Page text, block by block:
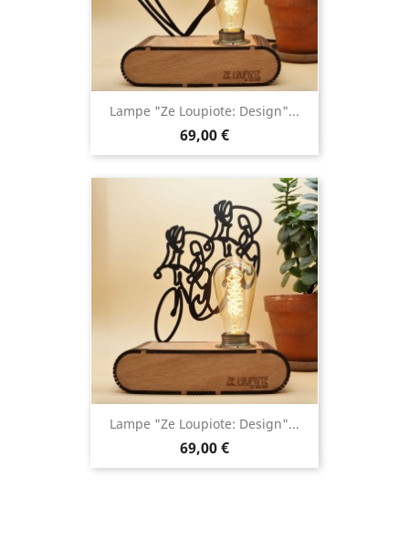
Lampe "Ze Loupiote: Design"...
69,00 €
Lampe "Ze Loupiote: Design"...
69,00 €